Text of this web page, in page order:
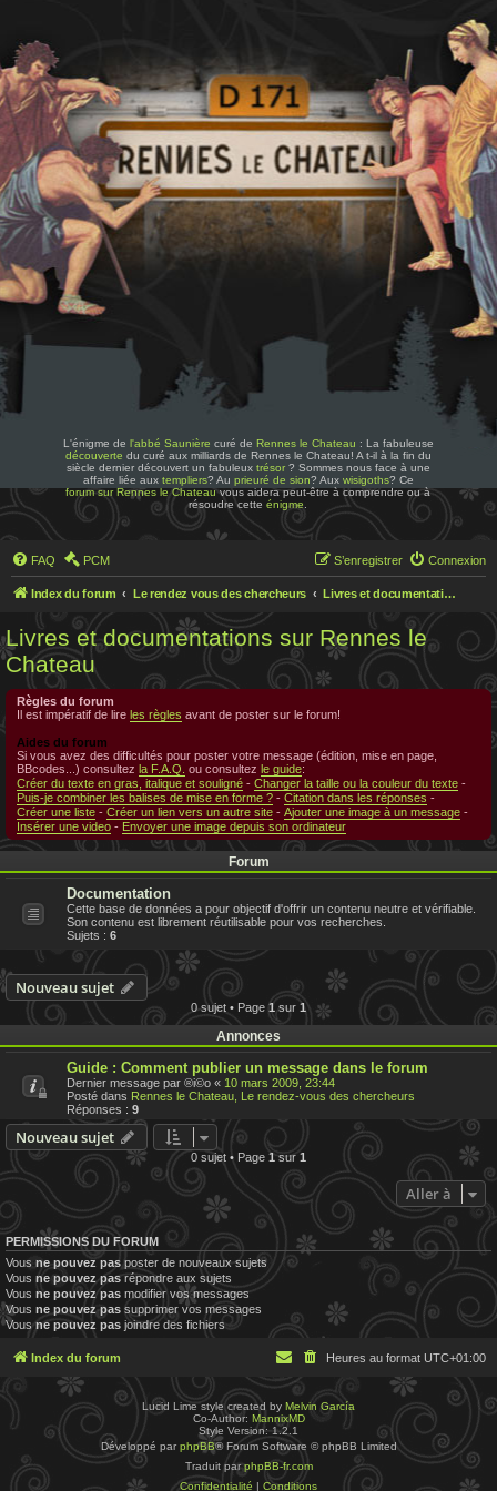
L'énigme de l'abbé Saunière curé de Rennes le Chateau : La fabuleuse
découverte du curé aux milliards de Rennes le Chateau! A t-il à la fin du
siècle dernier découvert un fabuleux trésor? Sommes nous face à une
affaire liée aux templiers? Au prieuré de sion? Aux wisigoths? Ce
forum sur Rennes le Chateauvous aidera peut-être à comprendre ou à
résoudre cetteénigme
FAQ PCM Connexion
S’enregistrer
Index du forum Le rendez vous des chercheurs Livres et documentations sur Rennes le Chateau
Livres et documentations sur Rennes le
Chateau
Règles du forum
Il est impératif de lire les règles avant de poster sur le forum!
Aides du forum
Si vous avez des difficultés pour poster votre message (édition, mise en page,
BBcodes...) consultez la F.A.Q. ou consultez le guide:
Créer du texte en gras, italique et souligné - Changer la taille ou la couleur du texte -
Puis-je combiner les balises de mise en forme ? - Citation dans les réponses -
Créer une liste - Créer un lien vers un autre site - Ajouter une image à un message -
Insérer une video - Envoyer une image depuis son ordinateur
Forum
Documentation
Cette base de données a pour objectif d'offrir un contenu neutre et vérifiable.
Son contenu est librement réutilisable pour vos recherches.
Sujets : 6
Nouveau sujet
0 sujet • Page 1sur 1
Annonces
Guide : Comment publier un message dans le forum
Dernier message par ®i©o « 10 mars 2009, 23:44
Posté dans Rennes le Chateau, Le rendez-vous des chercheurs
Réponses : 9
Nouveau sujet
0 sujet • Page 1sur1
Aller à
PERMISSIONS DU FORUM
Vous ne pouvez pas poster de nouveaux sujets
Vous ne pouvez pasrépondre aux sujets
Vous ne pouvez pas modifier vos messages
Vous ne pouvez pas supprimer vos messages
Vousne pouvez pas joindre des fichiers
Index du forum Heures au format UTC+01:00
Lucid Lime style created by Melvin García
Co-Author: MannixMD
Style Version: 1.2.1
Développé par phpBB® Forum Software © phpBB Limited
Traduit parphpBB-fr.com
Confidentialité | Conditions